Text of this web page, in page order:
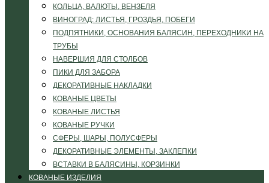
КОЛЬЦА, ВАЛЮТЫ, ВЕНЗЕЛЯ
ВИНОГРАД: ЛИСТЬЯ, ГРОЗДЬЯ, ПОБЕГИ
ПОДПЯТНИКИ, ОСНОВАНИЯ БАЛЯСИН, ПЕРЕХОДНИКИ НА
ТРУБЫ
НАВЕРШИЯ ДЛЯ СТОЛБОВ
ПИКИ ДЛЯ ЗАБОРА
ДЕКОРАТИВНЫЕ НАКЛАДКИ
КОВАНЫЕ ЦВЕТЫ
КОВАНЫЕ ЛИСТЬЯ
КОВАНЫЕ РУЧКИ
СФЕРЫ, ШАРЫ, ПОЛУСФЕРЫ
ДЕКОРАТИВНЫЕ ЭЛЕМЕНТЫ, ЗАКЛЕПКИ
ВСТАВКИ В БАЛЯСИНЫ, КОРЗИНКИ
КОВАНЫЕ ИЗДЕЛИЯ